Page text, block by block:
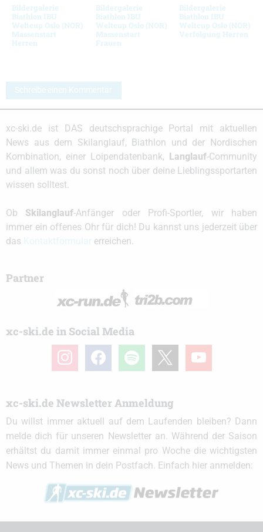
Bildergalerie
Biathlon IBU
Weltcup Oslo (NOR)
Massenstart
Herren
Bildergalerie
Biathlon IBU
Weltcup Oslo (NOR)
Massenstart
Frauen
Bildergalerie
Biathlon IBU
Weltcup Oslo (NOR)
Verfolgung Herren
Schreibe einen Kommentar
xc-ski.de ist DAS deutschsprachige Portal mit aktuellen
News aus dem Skilanglauf, Biathlon und der Nordischen
Kombination, einer Loipendatenbank,
Langlauf-Community
und allem was du sonst noch über deine Lieblingssportarten
wissen solltest.
Ob Skilanglauf-Anfänger oder Profi-Sportler, wir haben
immer ein offenes Ohr für dich! Du kannst uns jederzeit über
das
erreichen.
Partner
xc-ski.de in Social Media
instagramfacebook spotify youtube
xc-ski.de Newsletter Anmeldung
Du willst immer aktuell auf dem Laufenden bleiben? Dann
melde dich für unseren Newsletter an. Während der Saison
erhältst du damit immer einmal pro Woche die wichtigsten
News und Themen in dein Postfach. Einfach hier anmelden: